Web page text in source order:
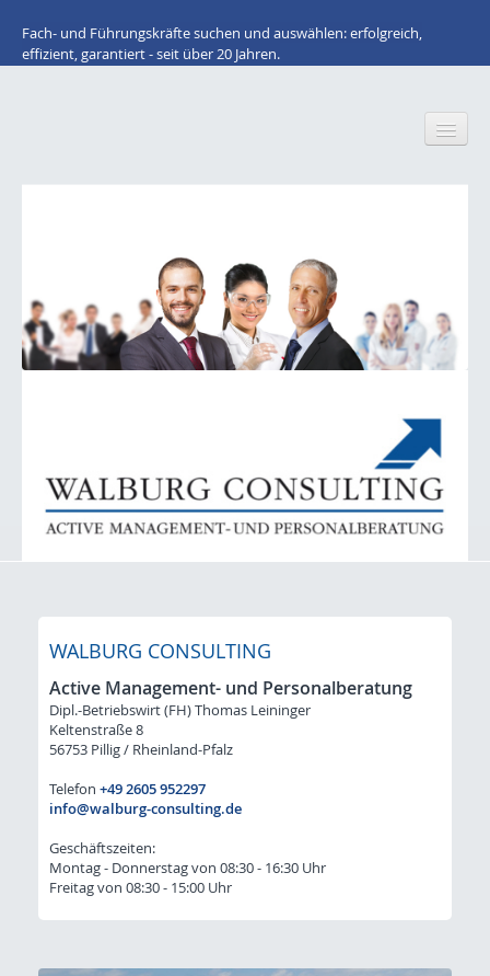
Fach- und Führungskräfte suchen und auswählen: erfolgreich,
effizient, garantiert - seit über 20 Jahren.
Für Arbeitnehmer: STELLENANGEBOTE
Lacke / Farben / Druckfarben / Inkjet
Initiativ-Bewerbung
Bauchemie
Kunststoffe / Elastomere
Kontakt & Anfahrt
WALBURG CONSULTING
Active Management- und Personalberatung
Dipl.-Betriebswirt (FH) Thomas Leininger
Keltenstraße 8
56753 Pillig / Rheinland-Pfalz
Telefon +49 2605 952297
info@walburg-consulting.de
Geschäftszeiten:
Montag - Donnerstag von 08:30 - 16:30 Uhr
Freitag von 08:30 - 15:00 Uhr